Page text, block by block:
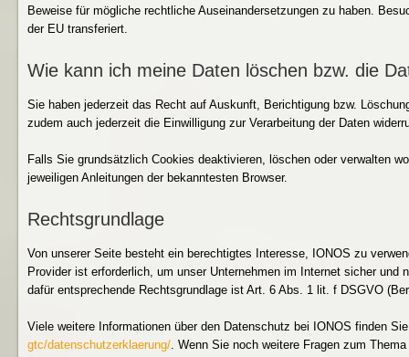
Beweise für mögliche rechtliche Auseinandersetzungen zu haben.
der EU transferiert.
Wie kann ich meine Daten löschen bzw. die
Sie haben jederzeit das Recht auf Auskunft, Berichtigung bzw.
zudem auch jederzeit die Einwilligung zur Verarbeitung der Daten
Falls Sie grundsätzlich Cookies deaktivieren, löschen oder verwalten
jeweiligen Anleitungen der bekanntesten Browser.
Rechtsgrundlage
Von unserer Seite besteht ein berechtigtes Interesse, IONOS zu
Provider ist erforderlich, um unser Unternehmen im Internet sicher
dafür entsprechende Rechtsgrundlage ist Art. 6 Abs. 1 lit. f DSGVO
Viele weitere Informationen über den Datenschutz bei IONOS finden
gtc/datenschutzerklaerung/ . Wenn Sie noch weitere Fragen zum